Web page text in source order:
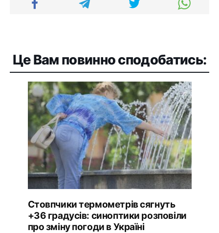
Це Вам повинно сподобатись:
Стовпчики термометрів сягнуть
+36 градусів: синоптики розповіли
про зміну погоди в Україні